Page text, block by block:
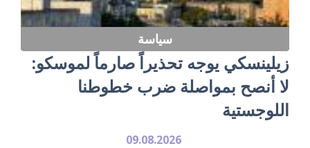
سياسة
زيلينسكي يوجه تحذيراً صارماً لموسكو:
لا أنصح بمواصلة ضرب خطوطنا
اللوجستية
09.08.2026